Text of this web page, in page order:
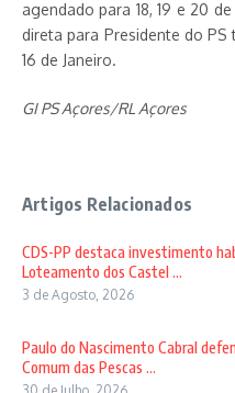
agendado para 18, 19 e 20
direta para Presidente do
16 de Janeiro.
GI PS Açores/RL Açores
Artigos Relacionados
CDS-PP destaca investimento
Loteamento dos Castel ...
3 de Agosto, 2026
Paulo do Nascimento Cabral
Comum das Pescas ...